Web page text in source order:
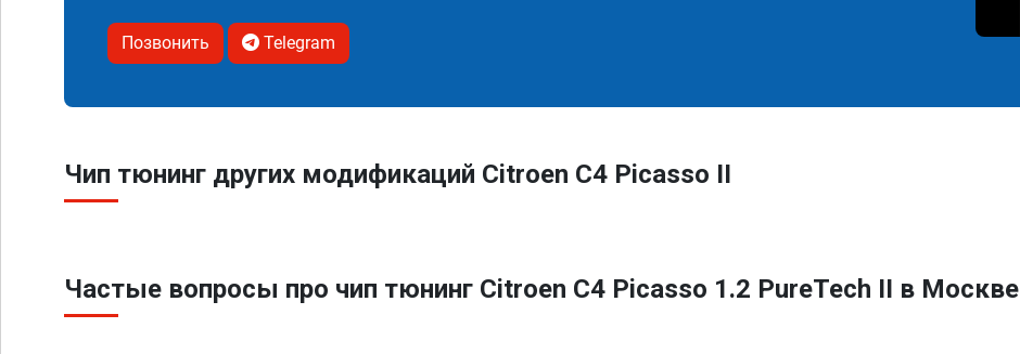
Позвонить Telegram
Чип тюнинг других модификаций Citroen C4 Picasso II
Частые вопросы про чип тюнинг Citroen C4 Picasso 1.2 PureTech II в Москве